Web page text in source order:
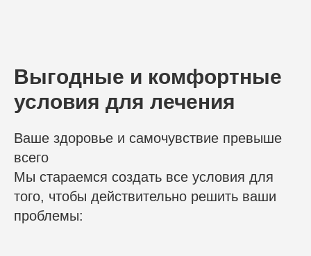
Выгодные и комфортные
условия для лечения
Ваше здоровье и самочувствие превыше
всего
Мы стараемся создать все условия для
того, чтобы действительно решить ваши
проблемы: